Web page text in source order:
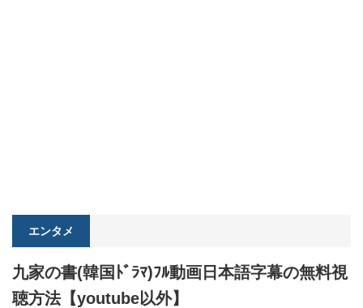
エンタメ
九家の書(韓国ﾄﾞﾗﾏ)ﾌﾙ動画日本語字幕の無料視
聴方法【youtube以外】